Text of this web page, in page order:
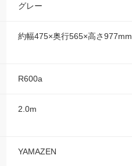
グレー
約幅475×奥行565×高さ977mm
R600a
2.0m
YAMAZEN